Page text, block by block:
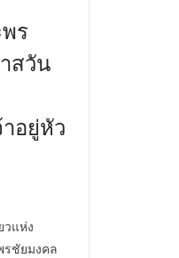
ร
สวัน
อยู่หัว
วแห่ง
รชัยมงคล